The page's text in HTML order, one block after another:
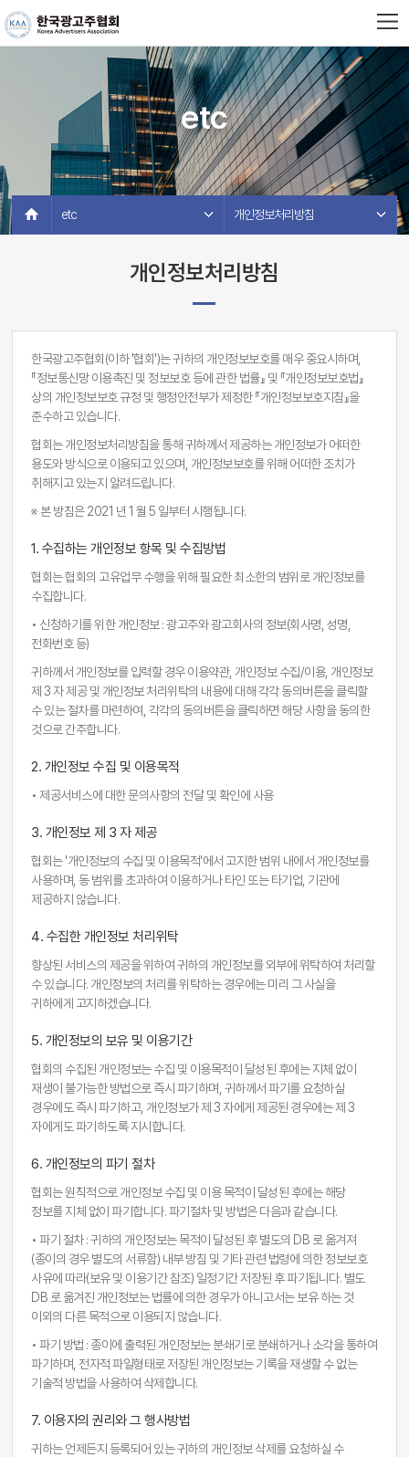
etc
etc 개인정보처리방침
개인정보처리방침
한국광고주협회(이하 '협회')는 귀하의 개인정보보호를 매우 중요시하며,
『정보통신망 이용촉진 및 정보보호 등에 관한 법률』 및 『개인정보보호법』
상의 개인정보보호 규정 및 행정안전부가 제정한 『개인정보보호지침』을
준수하고 있습니다.
협회는 개인정보처리방침을 통해 귀하께서 제공하는 개인정보가 어떠한
용도와 방식으로 이용되고 있으며, 개인정보보호를 위해 어떠한 조치가
취해지고 있는지 알려드립니다.
※ 본 방침은 2021 년 1 월 5 일부터 시행됩니다.
1. 수집하는 개인정보 항목 및 수집방법
협회는 협회의 고유업무 수행을 위해 필요한 최소한의 범위로 개인정보를
수집합니다.
• 신청하기를 위한 개인정보 : 광고주와 광고회사의 정보(회사명, 성명,
전화번호 등)
귀하께서 개인정보를 입력할 경우 이용약관, 개인정보 수집/이용, 개인정보
제 3 자 제공 및 개인정보 처리위탁의 내용에 대해 각각 동의버튼을 클릭할
수 있는 절차를 마련하여, 각각의 동의버튼을 클릭하면 해당 사항을 동의한
것으로 간주합니다.
2. 개인정보 수집 및 이용목적
• 제공서비스에 대한 문의사항의 전달 및 확인에 사용
3. 개인정보 제 3 자 제공
협회는 '개인정보의 수집 및 이용목적'에서 고지한 범위 내에서 개인정보를
사용하며, 동 범위를 초과하여 이용하거나 타인 또는 타기업, 기관에
제공하지 않습니다.
4. 수집한 개인정보 처리위탁
향상된 서비스의 제공을 위하여 귀하의 개인정보를 외부에 위탁하여 처리할
수 있습니다. 개인정보의 처리를 위탁하는 경우에는 미리 그 사실을
귀하에게 고지하겠습니다.
5. 개인정보의 보유 및 이용기간
협회의 수집된 개인정보는 수집 및 이용목적이 달성된 후에는 지체 없이
재생이 불가능한 방법으로 즉시 파기하며, 귀하께서 파기를 요청하실
경우에도 즉시 파기하고, 개인정보가 제 3 자에게 제공된 경우에는 제 3
자에게도 파기하도록 지시합니다.
6. 개인정보의 파기 절차
협회는 원칙적으로 개인정보 수집 및 이용 목적이 달성된 후에는 해당
정보를 지체 없이 파기합니다. 파기절차 및 방법은 다음과 같습니다.
• 파기 절차 : 귀하의 개인정보는 목적이 달성된 후 별도의 DB 로 옮겨져
(종이의 경우 별도의 서류함) 내부 방침 및 기타 관련 법령에 의한 정보보호
사유에 따라(보유 및 이용기간 참조) 일정기간 저장된 후 파기됩니다. 별도
DB 로 옮겨진 개인정보는 법률에 의한 경우가 아니고서는 보유 하는 것
이외의 다른 목적으로 이용되지 않습니다.
• 파기 방법 : 종이에 출력된 개인정보는 분쇄기로 분쇄하거나 소각을 통하여
파기하며, 전자적 파일형태로 저장된 개인정보는 기록을 재생할 수 없는
기술적 방법을 사용하여 삭제합니다.
7. 이용자의 권리와 그 행사방법
귀하는 언제든지 등록되어 있는 귀하의 개인정보 삭제를 요청하실 수